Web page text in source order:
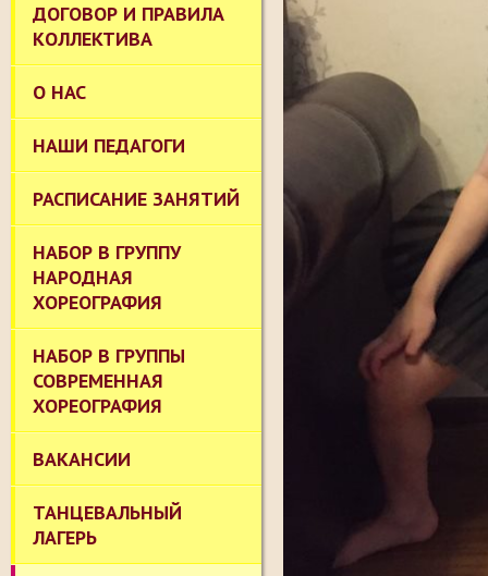
ДОГОВОР И ПРАВИЛА
КОЛЛЕКТИВА
О НАС
НАШИ ПЕДАГОГИ
РАСПИСАНИЕ ЗАНЯТИЙ
НАБОР В ГРУППУ
НАРОДНАЯ
ХОРЕОГРАФИЯ
НАБОР В ГРУППЫ
СОВРЕМЕННАЯ
ХОРЕОГРАФИЯ
ВАКАНСИИ
ТАНЦЕВАЛЬНЫЙ
ЛАГЕРЬ